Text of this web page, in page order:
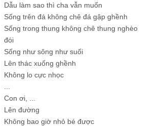
Dẫu làm sao thì cha vẫn muốn
Sống trên đá không chê đá gập ghềnh
Sống trong thung không chê thung nghèo
đói
Sống như sông như suối
Lên thác xuống ghềnh
Không lo cực nhọc
Con ơi, ...
Lên đường
Không bao giờ nhỏ bé được